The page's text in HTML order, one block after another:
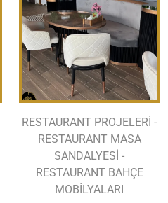
RESTAURANT PROJELERİ -
RESTAURANT MASA
SANDALYESİ -
RESTAURANT BAHÇE
MOBİLYALARI